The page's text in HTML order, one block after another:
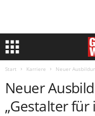
Start Karriere Neuer
Neuer
„Gestalter